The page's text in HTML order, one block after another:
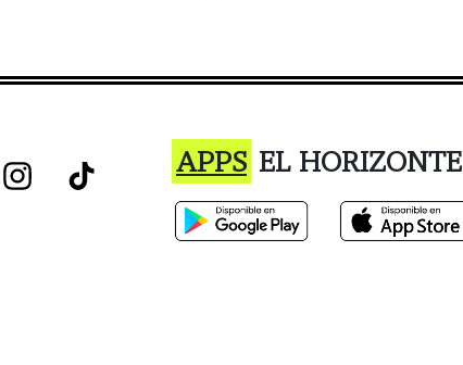
APPS EL HORIZONTE